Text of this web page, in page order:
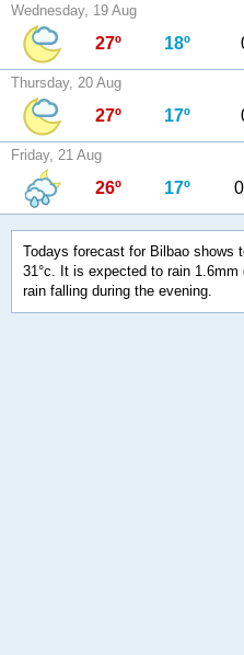
Wednesday, 19 Aug
27º 18º
Thursday, 20 Aug
27º 17º
Friday, 21 Aug
26º 17º
Todays forecast for Bilbao shows
31°c. It is expected to rain
rain falling during the evening.